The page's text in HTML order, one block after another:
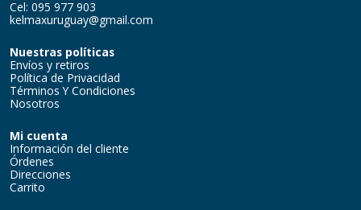
Cel: 095 977 903
kelmaxuruguay@gmail.com
Nuestras políticas
Envíos y retiros
Política de Privacidad
Términos Y Condiciones
Nosotros
Mi cuenta
Información del cliente
Órdenes
Direcciones
Carrito